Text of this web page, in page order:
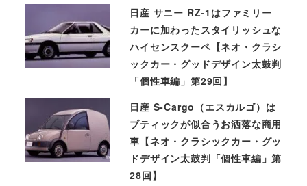
日産 サニー RZ-1はファミリー
カーに加わったスタイリッシュな
ハイセンスクーペ【ネオ・クラシ
ックカー・グッドデザイン太鼓判
「個性車編」第29回】
日産 S-Cargo（エスカルゴ）は
ブティックが似合うお洒落な商用
車【ネオ・クラシックカー・グッ
ドデザイン太鼓判「個性車編」第
28回】